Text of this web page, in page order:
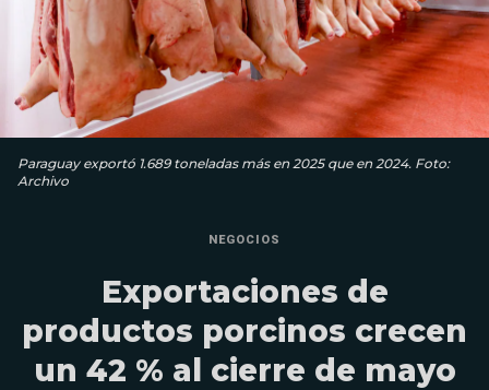
Paraguay exportó 1.689 toneladas más en 2025 que en 2024. Foto:
Archivo
NEGOCIOS
Exportaciones de
productos porcinos crecen
un 42 % al cierre de mayo